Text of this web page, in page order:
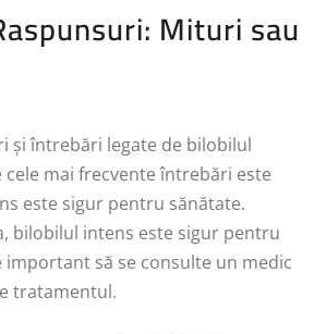
Mituri sau
și întrebări legate de bilobilul
mai frecvente întrebări este
este sigur pentru sănătate.
bilobilul intens este sigur pentru
important să se consulte un medic
tratamentul.